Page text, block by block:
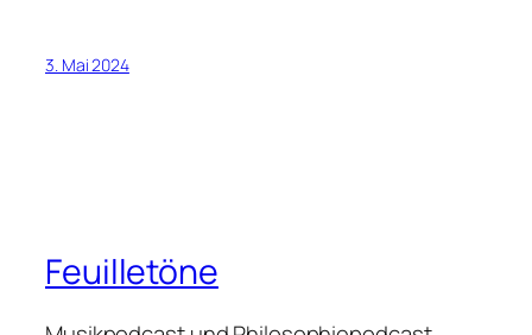
3. Mai 2024
Feuilletöne